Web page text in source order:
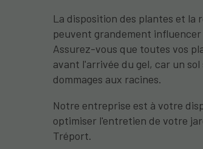
La disposition des plantes et la
peuvent grandement
Assurez-vous que toutes vos
avant l'arrivée du gel, car un
dommages aux racines.
Notre entreprise est à votre
optimiser l'entretien de votre
Tréport.